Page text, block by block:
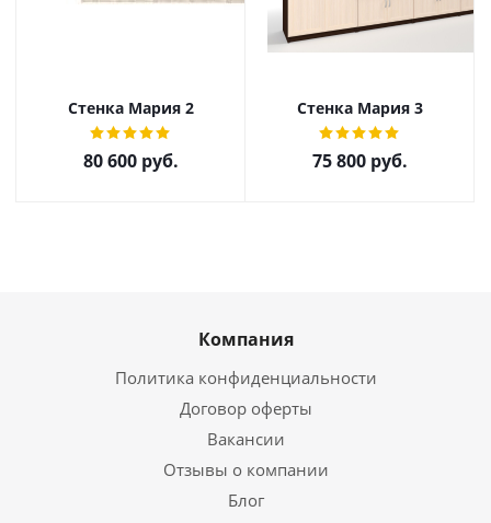
Стенка Мария 2
80 600 руб.
Стенка Мария 3
75 800 руб.
Компания
Политика конфиденциальности
Договор оферты
Вакансии
Отзывы о компании
Блог